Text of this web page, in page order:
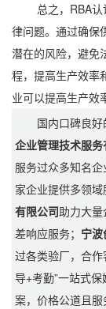
总之，RBA认证
律问题。通过确保
潜在的风险，避免
程，提高生产效率
业可以提高生产效
国内口碑良
企业管理技术服
服务过众多知名
家企业提供多领
有限公司助力大
差响应服务； 宁
过各类验厂，合
导+考勤”一站式
案，价格公道且服